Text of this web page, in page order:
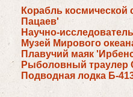
Корабль космической
Пацаев'
Научно-
Музей Мирового
Плавучий маяк
Рыболовный траулер
Подводная лодка Б-